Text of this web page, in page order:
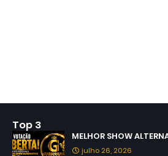
Top 3
MELHOR SHOW
julho 26, 2026